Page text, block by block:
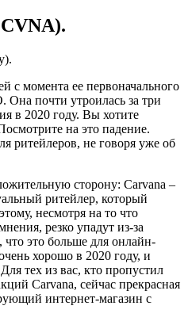
с момента ее первоначального
Она почти утроилась за три
в 2020 году. Вы хотите
на это падение.
ритейлеров, не говоря уже об
сторону: Carvana –
ритейлер, который
несмотря на то что
резко упадут из-за
это больше для онлайн-
хорошо в 2020 году, и
тех из вас, кто пропустил
Carvana, сейчас прекрасная
интернет-магазин с